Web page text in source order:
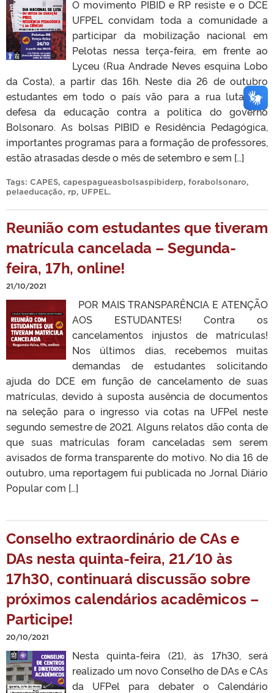
O movimento PIBID e RP resiste e o DCE
UFPEL convidam toda a comunidade a
participar da mobilização nacional em
Pelotas nessa terça-feira, em frente ao
Lyceu (Rua Andrade Neves esquina Lobo
da Costa), a partir das 16h. Neste dia 26 de outubro
estudantes em todo o país vão para a rua lutar em
defesa da educação contra a política do governo
Bolsonaro. As bolsas PIBID e Residência Pedagógica,
importantes programas para a formação de professores,
estão atrasadas desde o mês de setembro e sem […]
Tags: CAPES, capespagueasbolsaspibiderp, forabolsonaro,
pelaeducação, rp, UFPEL.
Reunião com estudantes que tiveram
matrícula cancelada – Segunda-
feira, 17h, online!
21/10/2021
POR MAIS TRANSPARÊNCIA E ATENÇÃO
AOS ESTUDANTES! Contra os
cancelamentos injustos de matrículas!
Nos últimos dias, recebemos muitas
demandas de estudantes solicitando
ajuda do DCE em função de cancelamento de suas
matrículas, devido à suposta ausência de documentos
na seleção para o ingresso via cotas na UFPel neste
segundo semestre de 2021. Alguns relatos dão conta de
que suas matrículas foram canceladas sem serem
avisados de forma transparente do motivo. No dia 16 de
outubro, uma reportagem fui publicada no Jornal Diário
Popular com […]
Conselho extraordinário de CAs e
DAs nesta quinta-feira, 21/10 às
17h30, continuará discussão sobre
próximos calendários acadêmicos –
Participe!
20/10/2021
Nesta quinta-feira (21), às 17h30, será
realizado um novo Conselho de DAs e CAs
da UFPel para debater o Calendário